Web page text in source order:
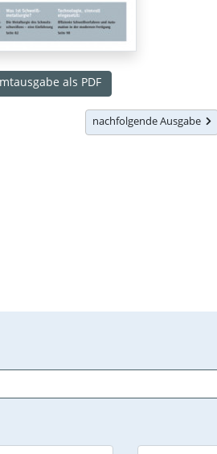
als PDF
nachfolgende Ausgabe